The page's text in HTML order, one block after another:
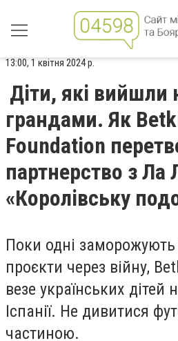
13:00, 1 квітня 2024 р.
Діти, які вийшли
грандами. Як
Foundation
партнерство з Ла
«Королівську
Поки одні заморожують
проєкти через війну,
везе українських дітей
Іспанії. Не дивитися
частиною.